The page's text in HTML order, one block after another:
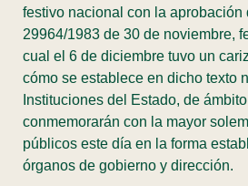
festivo nacional con la aprobación
29964/1983 de 30 de noviembre,
cual el 6 de diciembre tuvo un
cómo se establece en dicho texto
Instituciones del Estado, de
conmemorarán con la mayor
públicos este día en la forma
órganos de gobierno y dirección.